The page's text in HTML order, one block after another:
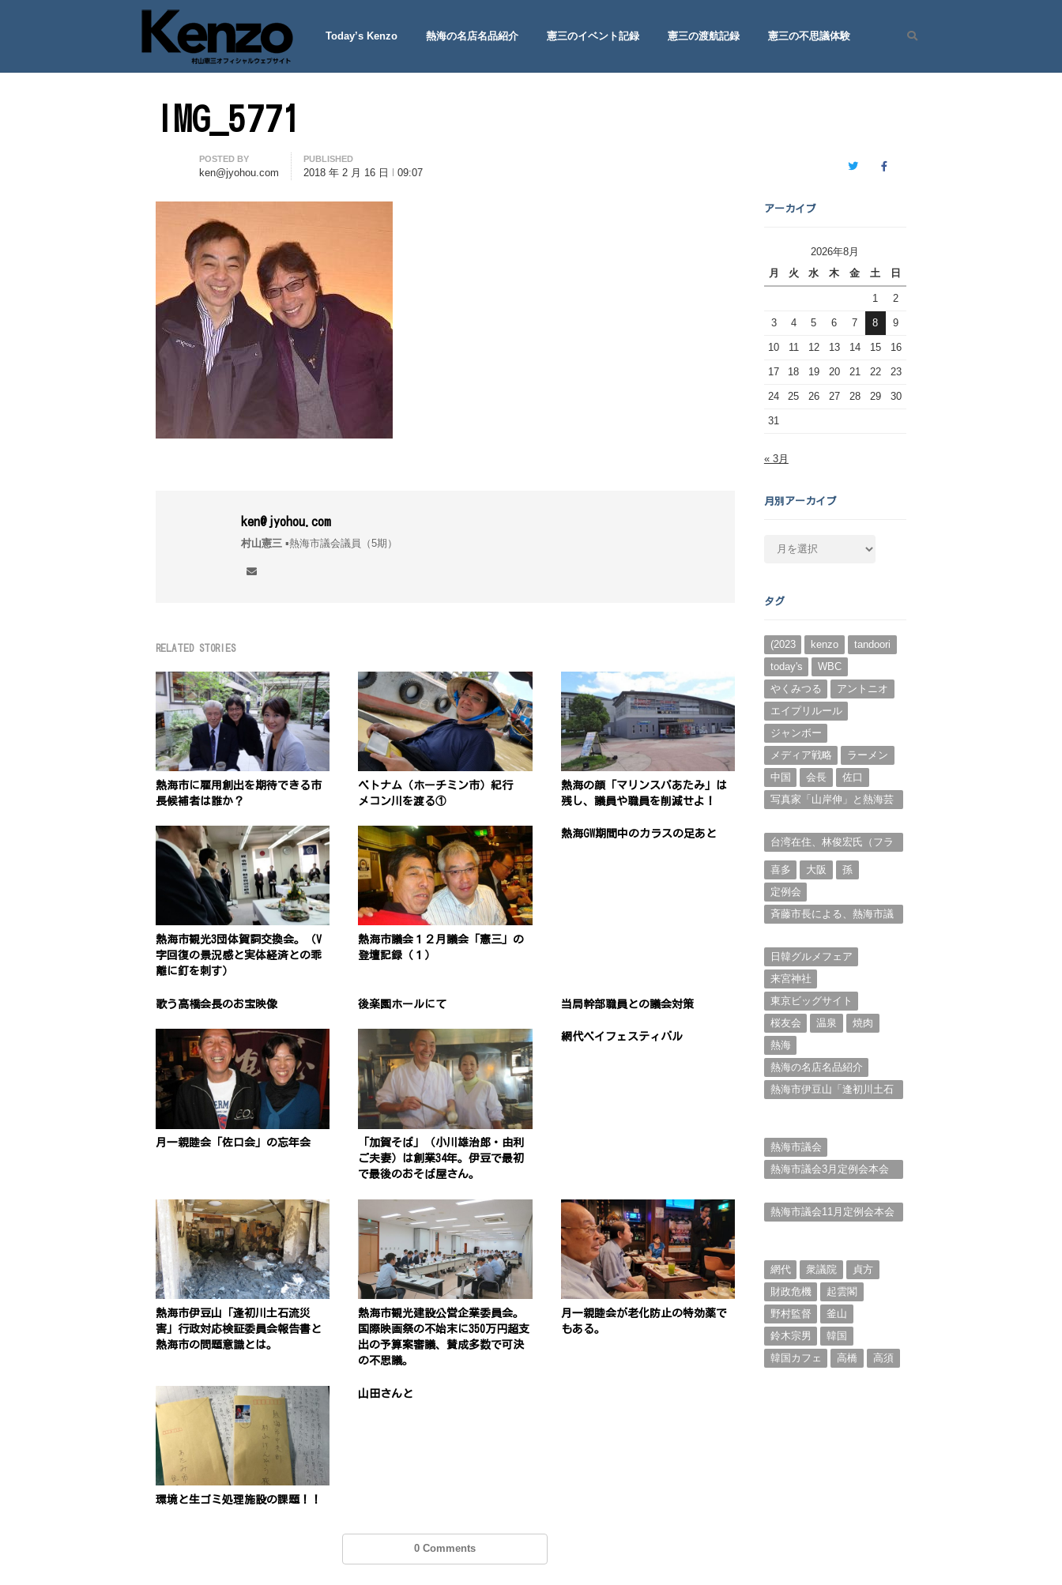
七転八起 – 村山憲三 Official Site
村山憲三ウェブサイト
Today’s Kenzo 熱海の名店名品紹介 憲三のイベント記録 憲三の渡航記録
憲三の不思議体験
IMG_5771
Author
POSTED BY
ken@jyohou.com
PUBLISHED
2018 年 2 月 16 日 09:07 TwitterFacebook
ken@jyohou.com
村山憲三 ▪︎熱海市議会議員（5期）
RELATED STORIES
熱海市に雇用創出を期待できる市
長候補者は誰か？
ベトナム（ホーチミン市）紀行
メコン川を渡る①
熱海の顔「マリンスパあたみ」は
残し、議員や職員を削減せよ！
熱海市観光3団体賀詞交換会。（V
字回復の景況感と実体経済との乖
離に釘を刺す）
熱海市議会１２月議会「憲三」の
登壇記録（１）
熱海GW期間中のカラスの足あと
歌う高橋会長のお宝映像 後楽園ホールにて 当局幹部職員との議会対策
月一親睦会「佐口会」の忘年会
「加賀そば」（小川雄治郎・由利
ご夫妻）は創業34年。伊豆で最初
で最後のおそば屋さん。
網代ベイフェスティバル
熱海市伊豆山「逢初川土石流災
害」行政対応検証委員会報告書と
熱海市の問題意識とは。
熱海市観光建設公営企業委員会。
国際映画祭の不始末に350万円超支
出の予算案審議、賛成多数で可決
の不思議。
月一親睦会が老化防止の特効薬で
もある。
環境と生ゴミ処理施設の課題！！
山田さんと
0 Comments
アーカイブ
2026年8月
月
火 水 木 金 土 日
1 2
3 4 5 6 7 8 9
10 11 12 13 14 15 16
17 18 19 20 21 22 23
24 25 26 27 28 29 30
31
« 3月
月別アーカイブ
カ
ブ
タグ
(2023 kenzo
tandoori
today's
WBC
やくみつる
アントニオ
エイプリルール
ジャンボー
メディア戦略
ラーメン
中国
会長
佐口
写真家「山岸伸」と熱海芸
台湾在住、林俊宏氏（フラ
喜多
大阪
孫
定例会
斉藤市長による、熱海市議
日韓グルメフェア
来宮神社
東京ビッグサイト
桜友会
温泉
焼肉
熱海
熱海の名店名品紹介
熱海市伊豆山「逢初川土石
熱海市議会
熱海市議会3月定例会本会
熱海市議会11月定例会本会
網代
衆議院
貞方
財政危機
起雲閣
野村監督
釜山
鈴木宗男
韓国
韓国カフェ
高橋 高須